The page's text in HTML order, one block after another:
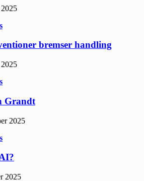
bremser handling
Grandt
2025
2025